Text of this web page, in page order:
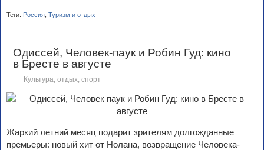
Теги: Россия Туризм и отдых
Одиссей, Человек-паук и Робин Гуд: кино
в Бресте в августе
Культура, отдых, спорт
Жаркий летний месяц подарит зрителям долгожданные
премьеры: новый хит от Нолана, возвращение Человека-